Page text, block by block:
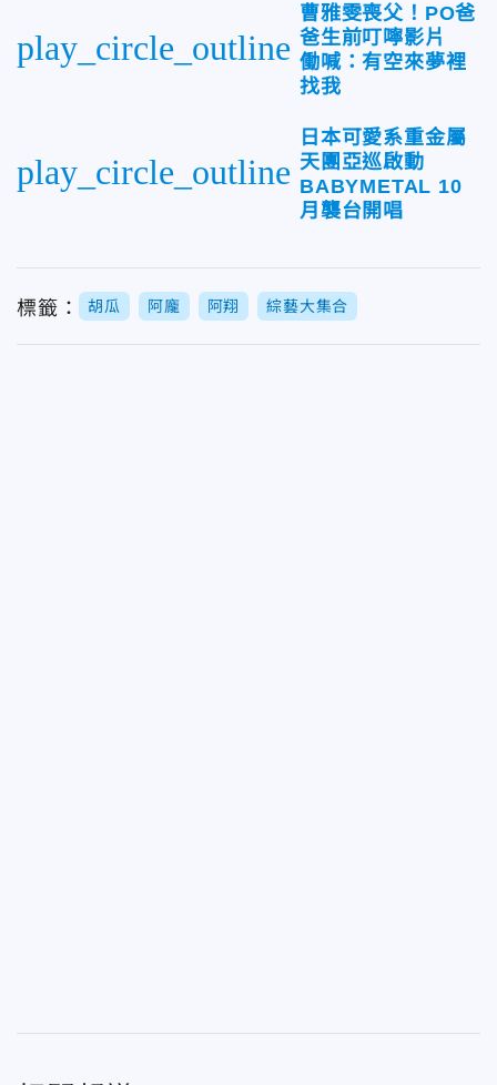
play_circle_outline
曹雅雯喪父！PO爸
爸生前叮嚀影片
働喊：有空來夢裡
找我
play_circle_outline
日本可愛系重金屬
天團亞巡啟動
BABYMETAL 10
月襲台開唱
標籤： 胡瓜 阿龐 阿翔 綜藝大集合